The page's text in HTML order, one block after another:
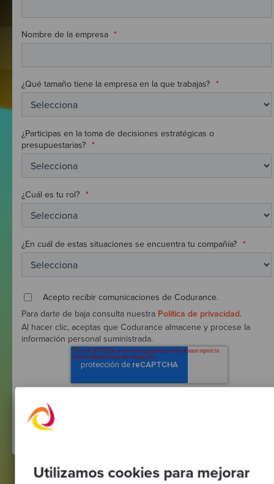
Utilizamos cookies para mejorar
Nombre de la empresa *
¿Qué tamaño tiene la empresa en la que trabajas? *
¿Participas en la toma de decisiones estratégicas o
presupuestarias? *
¿Cuál es tu rol? *
¿En cuál de estas situaciones se encuentra tu compañía? *
Acepto recibir comunicaciones de Codurance.
Para darte de baja consulta nuestra Política de privacidad.
Al hacer clic, aceptas que Codurance almacene y procese la
información personal suministrada.